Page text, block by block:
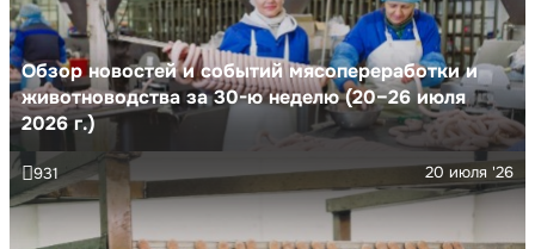
Обзор новостей и событий мясопереработки и
животноводства за 30-ю неделю (20–26 июля
2026 г.)
20 июля '26
931